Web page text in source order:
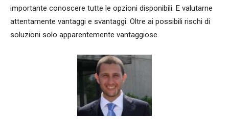
importante conoscere tutte le opzioni disponibili. E valutarne
attentamente vantaggi e svantaggi. Oltre ai possibili rischi di
soluzioni solo apparentemente vantaggiose.